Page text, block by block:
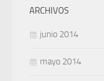
ARCHIVOS
junio 2014
mayo 2014